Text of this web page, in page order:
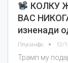
КОЛКУ
ВАС
изненади
Плусинфо 12/
Трамп му